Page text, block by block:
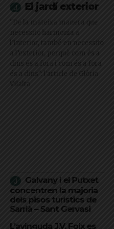
El jardí exterior
"De la mateixa manera que
necessito harmonia a
l’interior, també en necessito
a l’exterior, perquè com és a
dins és a fora i com és a fora
és a dins": l'article de Glòria
Vilalta
Galvany i el Putxet
concentren la majoria
dels pisos turístics de
Sarrià – Sant Gervasi
L’avinguda J.V. Foix es